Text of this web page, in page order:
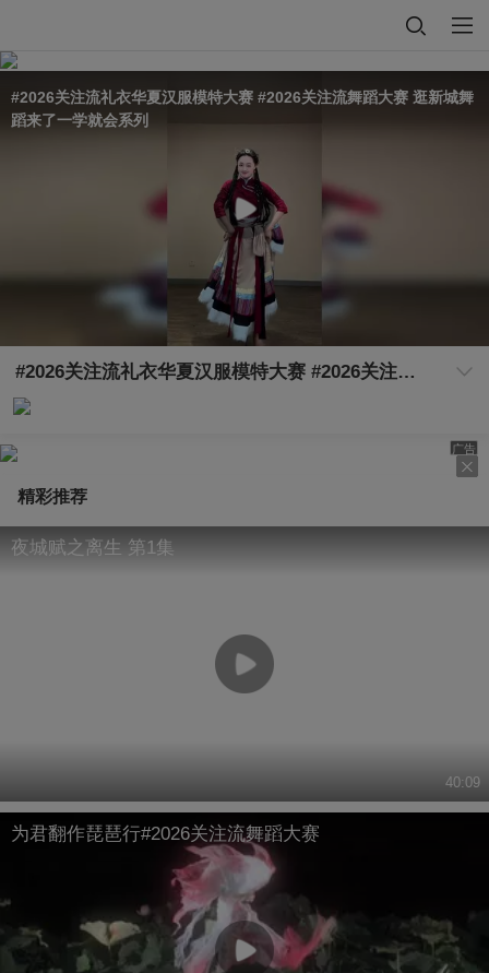
#2026关注流礼衣华夏汉服模特大赛 #2026关注流舞蹈大赛 逛新城舞
蹈来了一学就会系列
#2026关注流礼衣华夏汉服模特大赛 #2026关注流舞蹈大赛 逛新城舞蹈来了一学就会系列
广告
精彩推荐
夜城赋之离生 第1集
40:09
为君翻作琵琶行#2026关注流舞蹈大赛